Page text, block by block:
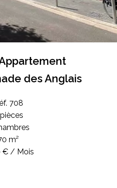
des Anglais
708
m²
€ / Mois